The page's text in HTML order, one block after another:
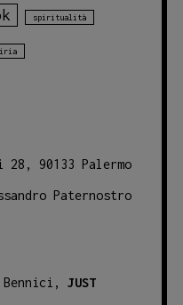
spiritualità
90133 Palermo
Paternostro
JUST